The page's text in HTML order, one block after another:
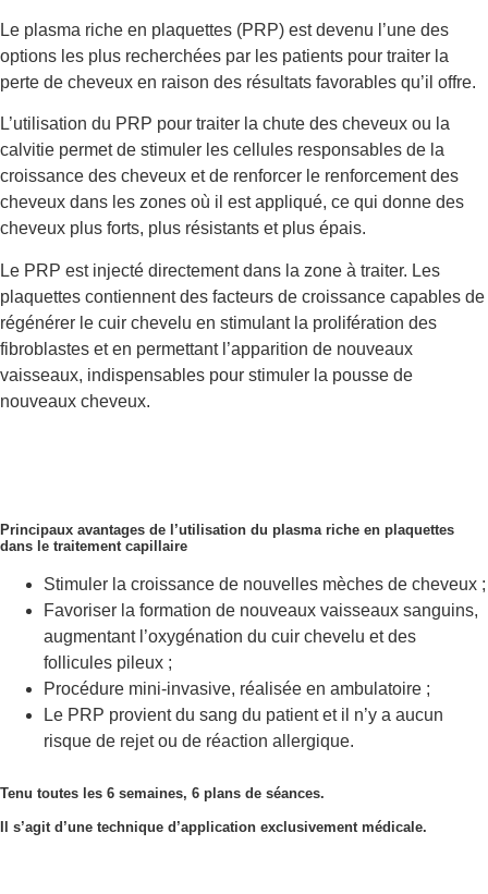
Le plasma riche en plaquettes (PRP) est devenu l’une des
options les plus recherchées par les patients pour traiter la
perte de cheveux en raison des résultats favorables qu’il offre.
L’utilisation du PRP pour traiter la chute des cheveux ou la
calvitie permet de stimuler les cellules responsables de la
croissance des cheveux et de renforcer le renforcement des
cheveux dans les zones où il est appliqué, ce qui donne des
cheveux plus forts, plus résistants et plus épais.
Le PRP est injecté directement dans la zone à traiter. Les
plaquettes contiennent des facteurs de croissance capables de
régénérer le cuir chevelu en stimulant la prolifération des
fibroblastes et en permettant l’apparition de nouveaux
vaisseaux, indispensables pour stimuler la pousse de
nouveaux cheveux.
Principaux avantages de l’utilisation du plasma riche en plaquettes
dans le traitement capillaire
Stimuler la croissance de nouvelles mèches de cheveux ;
Favoriser la formation de nouveaux vaisseaux sanguins,
augmentant l’oxygénation du cuir chevelu et des
follicules pileux ;
Procédure mini-invasive, réalisée en ambulatoire ;
Le PRP provient du sang du patient et il n’y a aucun
risque de rejet ou de réaction allergique.
Tenu toutes les 6 semaines, 6 plans de séances.
Il s’agit d’une technique d’application exclusivement médicale.